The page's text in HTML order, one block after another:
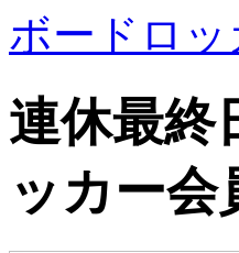
ボードロッ
連休最終
ッカー会